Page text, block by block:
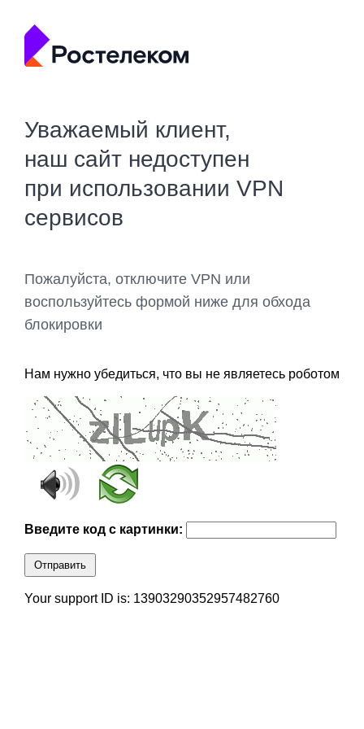
Уважаемый клиент,
наш сайт недоступен
при использовании VPN
сервисов
Пожалуйста, отключите VPN или
воспользуйтесь формой ниже для обхода
блокировки
Нам нужно убедиться, что вы не являетесь роботом
Введите код с картинки:
Отправить
Your support ID is: 13903290352957482760